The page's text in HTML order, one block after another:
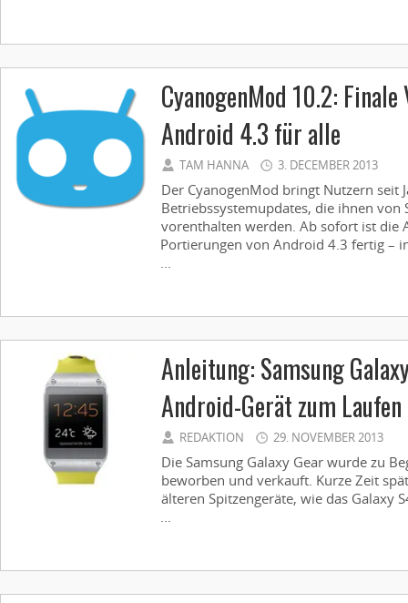
CyanogenMod 10.2:
Android 4.3 für alle
TAM HANNA 3. DECEMBER 2013
Der CyanogenMod bringt Nutzern seit
Betriebssystemupdates, die ihnen von
vorenthalten werden. Ab sofort ist die
Portierungen von Android 4.3 fertig –
...
Anleitung: Samsung
Android-Gerät zum
REDAKTION 29. NOVEMBER 2013
Die Samsung Galaxy Gear wurde zu
beworben und verkauft. Kurze Zeit
älteren Spitzengeräte, wie das Galaxy
...